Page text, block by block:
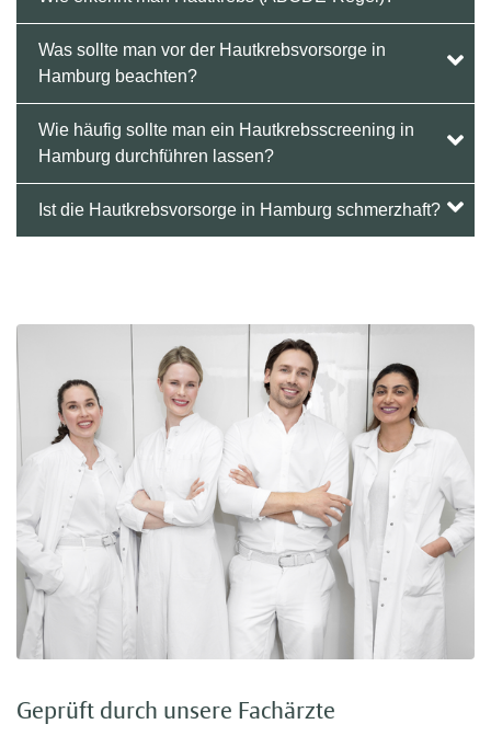
Was sollte man vor der Hautkrebsvorsorge in
Hamburg beachten?
Wie häufig sollte man ein Hautkrebsscreening in
Hamburg durchführen lassen?
Ist die Hautkrebsvorsorge in Hamburg schmerzhaft?
Geprüft durch unsere Fachärzte